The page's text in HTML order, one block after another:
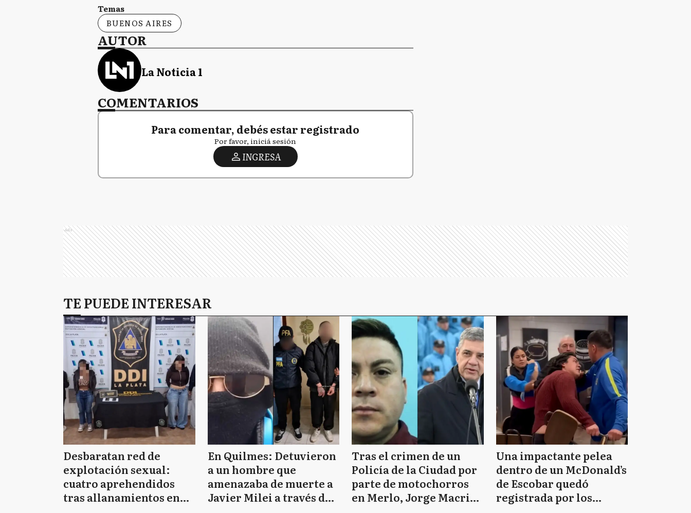
Temas
BUENOS AIRES
AUTOR
La Noticia 1
COMENTARIOS
Para comentar, debés estar registrado
Por favor, iniciá sesión
INGRESA
Ads
TE PUEDE INTERESAR
Desbaratan red de
explotación sexual:
cuatro aprehendidos
tras allanamientos en
En Quilmes: Detuvieron
a un hombre que
amenazaba de muerte a
Javier Milei a través de
Tras el crimen de un
Policía de la Ciudad por
parte de motochorros
en Merlo, Jorge Macri
Una impactante pelea
dentro de un McDonald’s
de Escobar quedó
registrada por los